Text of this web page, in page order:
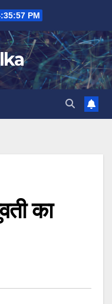
PM
का